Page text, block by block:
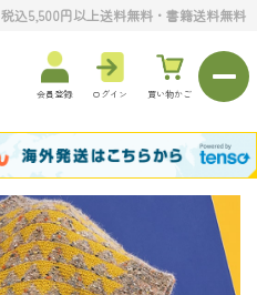
税込5,500円以上送料無料・書籍送料無料
会員登録 ログイン 買い物かご